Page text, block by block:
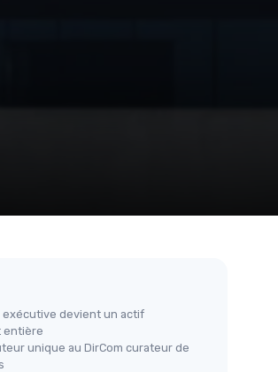
exécutive devient un actif
entière
unique au DirCom curateur de